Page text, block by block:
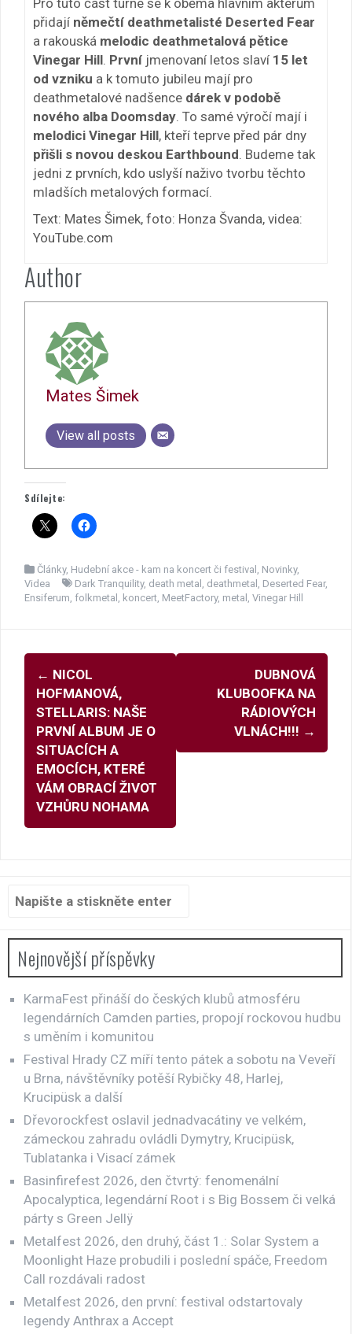
přidají němečtí deathmetalisté Deserted Fear
a rakouská melodic deathmetalová pětice
Vinegar Hill První jmenovaní letos slaví 15 let
od vzniku a k tomuto jubileu mají pro
deathmetalové nadšence dárek v podobě
nového alba Doomsday . To samé výročí mají i
melodici Vinegar Hill, kteří teprve před pár dny
přišli s novou deskou Earthbound . Budeme tak
jedni z prvních, kdo uslyší naživo tvorbu těchto
mladších metalových formací.
Text: Mates Šimek, foto: Honza Švanda, videa:
YouTube.com
Author
Mates Šimek
View all posts
Sdílejte:
Články, Hudební akce - kam na koncert či festival Novinky,
Videa
Dark Tranquility, death metal deathmetal Deserted Fear,
Ensiferum folkmetal koncert MeetFactory, metal Vinegar Hill
Navigace
pro
příspěvky
← NICOL
HOFMANOVÁ,
STELLARIS: NAŠE
PRVNÍ ALBUM JE O
SITUACÍCH A
EMOCÍCH, KTERÉ
VÁM OBRACÍ ŽIVOT
VZHŮRU NOHAMA
DUBNOVÁ
KLUBOOFKA NA
RÁDIOVÝCH
VLNÁCH!!! →
Hledat:
Nejnovější příspěvky
KarmaFest přináší do českých klubů atmosféru
legendárních Camden parties, propojí rockovou hudbu
s uměním i komunitou
Festival Hrady CZ míří tento pátek a sobotu na Veveří
u Brna, návštěvníky potěší Rybičky 48, Harlej,
Krucipüsk a další
Dřevorockfest oslavil jednadvacátiny ve velkém,
zámeckou zahradu ovládli Dymytry, Krucipüsk,
Tublatanka i Visací zámek
Basinfirefest 2026, den čtvrtý: fenomenální
Apocalyptica, legendární Root i s Big Bossem či velká
párty s Green Jellÿ
Metalfest 2026, den druhý, část 1.: Solar System a
Moonlight Haze probudili i poslední spáče, Freedom
Call rozdávali radost
Metalfest 2026, den první: festival odstartovaly
legendy Anthrax a Accept